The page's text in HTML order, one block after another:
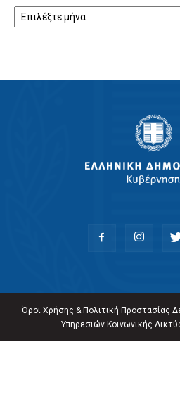
Όροι Χρήσης & Πολιτική Προστασίας
Υπηρεσιών Κοινωνικής